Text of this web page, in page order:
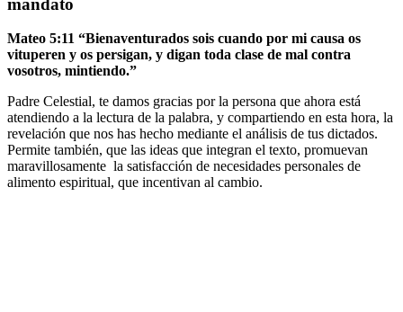
mandato
Mateo 5:11 “Bienaventurados sois cuando por mi causa os
vituperen y os persigan, y digan toda clase de mal contra
vosotros, mintiendo.”
Padre Celestial, te damos gracias por la persona que ahora está
atendiendo a la lectura de la palabra, y compartiendo en esta hora, la
revelación que nos has hecho mediante el análisis de tus dictados.
Permite también, que las ideas que integran el texto, promuevan
maravillosamente la satisfacción de necesidades personales de
alimento espiritual, que incentivan al cambio.